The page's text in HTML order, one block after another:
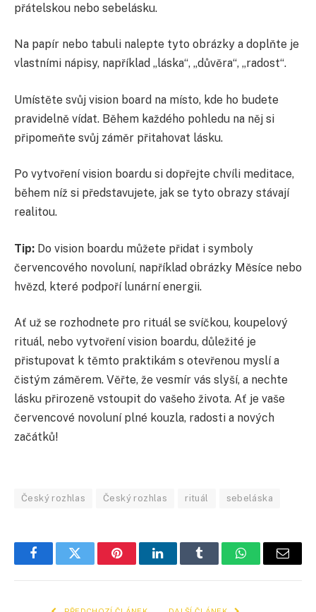
přátelskou nebo sebelásku.
Na papír nebo tabuli nalepte tyto obrázky a doplňte je
vlastními nápisy, například „láska“, „důvěra“, „radost“.
Umístěte svůj vision board na místo, kde ho budete
pravidelně vídat. Během každého pohledu na něj si
připomeňte svůj záměr přitahovat lásku.
Po vytvoření vision boardu si dopřejte chvíli meditace,
během níž si představujete, jak se tyto obrazy stávají
realitou.
Tip: Do vision boardu můžete přidat i symboly
červencového novoluní, například obrázky Měsíce nebo
hvězd, které podpoří lunární energii.
Ať už se rozhodnete pro rituál se svíčkou, koupelový
rituál, nebo vytvoření vision boardu, důležité je
přistupovat k těmto praktikám s otevřenou myslí a
čistým záměrem. Věřte, že vesmír vás slyší, a nechte
lásku přirozeně vstoupit do vašeho života. Ať je vaše
červencové novoluní plné kouzla, radosti a nových
začátků!
Český rozhlas Český rozhlas rituál sebeláska
FacebookTwitter PinterestLinkedInTumblr WhatsApp
E-